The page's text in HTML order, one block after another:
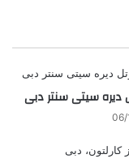
دیره سیتی سنتر دبی
06/